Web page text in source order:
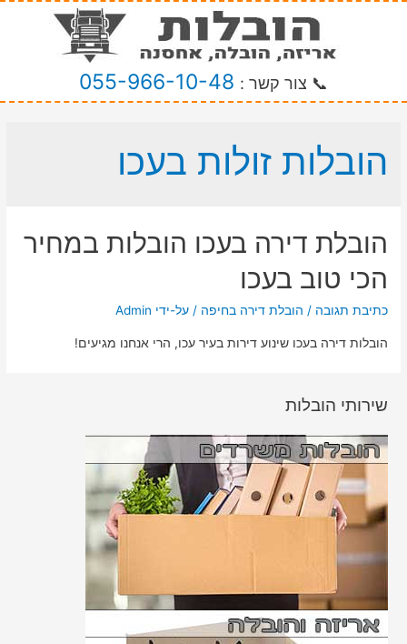
📞 צור קשר : 055-966-10-48
הובלות זולות בעכו
הובלת דירה בעכו הובלות במחיר
הכי טוב בעכו
כתיבת תגובה / הובלת דירה בחיפה / על-ידי Admin
הובלות דירה בעכו שינוע דירות בעיר עכו, הרי אנחנו מגיעים!
שירותי הובלות